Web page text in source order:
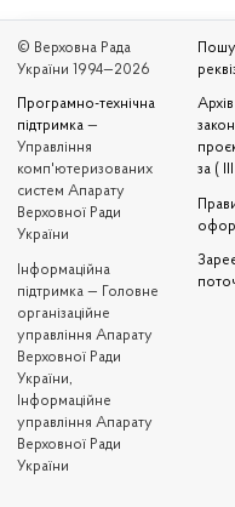
© Верховна Рада
України 1994—2026
Програмно-технічна
підтримка —
Управління
комп'ютеризованих
систем Апарату
Верховної Ради
України
Iнформаційна
підтримка — Головне
організаційне
управління Апарату
Верховної Ради
України,
Інформаційне
управління Апарату
Верховної Ради
України
Архів
за (